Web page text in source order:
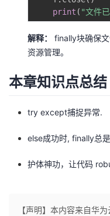
print ( "文件
解释：
finally块确保
资源管理。
本章知识点总结
try except捕捉异常.
else成功时, finally总
护体神功，让代码
【声明】本内容来自华